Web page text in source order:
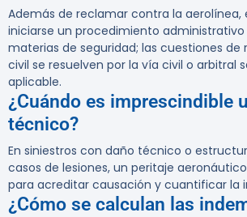
Además de reclamar contra la aerolínea,
iniciarse un procedimiento administrativo
materias de seguridad; las cuestiones de
civil se resuelven por la vía civil o arbitral
aplicable.
¿Cuándo es imprescindible
técnico?
En siniestros con daño técnico o
casos de lesiones, un peritaje
para acreditar causación y cuantificar la
¿Cómo se calculan las